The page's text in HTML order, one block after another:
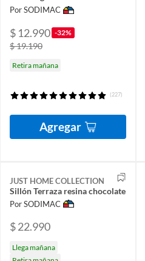
Por SODIMAC
$ 12.990 -32%
$ 19.190
Retira mañana
(227)
Agregar
JUST HOME COLLECTION
Sillón Terraza resina chocolate
Por SODIMAC
$ 22.990
Llega mañana